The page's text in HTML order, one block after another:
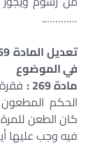
………….
في الموضوع
مادة 269 :
الحكم
كان الطعن
فيه وجب عليها